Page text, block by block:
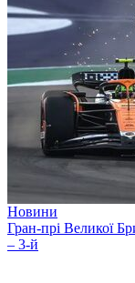
Новини
Гран-прі Великої
– 3-й